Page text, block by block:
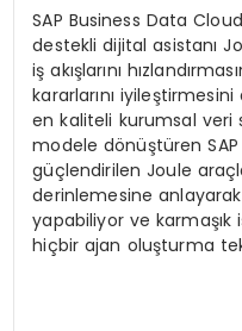
SAP Business Data
destekli dijital asistanı
iş akışlarını
kararlarını
en kaliteli kurumsal veri
modele dönüştüren
güçlendirilen Joule
derinlemesine
yapabiliyor ve karmaşık
hiçbir ajan oluşturma